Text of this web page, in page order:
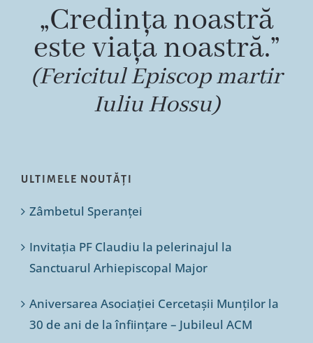
„Credința noastră
este viața noastră.”
(Fericitul Episcop martir
Iuliu Hossu)
ULTIMELE NOUTĂȚI
Zâmbetul Speranței
Invitația PF Claudiu la pelerinajul la
Sanctuarul Arhiepiscopal Major
Aniversarea Asociației Cercetașii Munților la
30 de ani de la înființare – Jubileul ACM